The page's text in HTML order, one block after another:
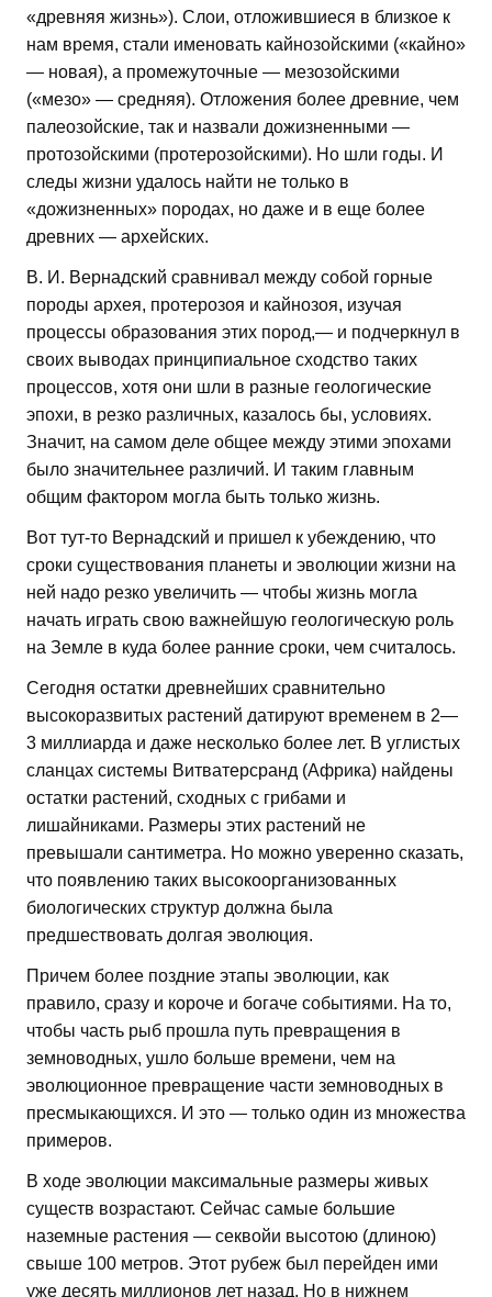
«древняя жизнь»). Слои, отложившиеся в близкое к
нам время, стали именовать кайнозойскими («кайно»
— новая), а промежуточные — мезозойскими
(«мезо» — средняя). Отложения более древние, чем
палеозойские, так и назвали дожизненными —
протозойскими (протерозойскими). Но шли годы. И
следы жизни удалось найти не только в
«дожизненных» породах, но даже и в еще более
древних — архейских.
В. И. Вернадский сравнивал между собой горные
породы архея, протерозоя и кайнозоя, изучая
процессы образования этих пород,— и подчеркнул в
своих выводах принципиальное сходство таких
процессов, хотя они шли в разные геологические
эпохи, в резко различных, казалось бы, условиях.
Значит, на самом деле общее между этими эпохами
было значительнее различий. И таким главным
общим фактором могла быть только жизнь.
Вот тут-то Вернадский и пришел к убеждению, что
сроки существования планеты и эволюции жизни на
ней надо резко увеличить — чтобы жизнь могла
начать играть свою важнейшую геологическую роль
на Земле в куда более ранние сроки, чем считалось.
Сегодня остатки древнейших сравнительно
высокоразвитых растений датируют временем в 2—
3 миллиарда и даже несколько более лет. В углистых
сланцах системы Витватерсранд (Африка) найдены
остатки растений, сходных с грибами и
лишайниками. Размеры этих растений не
превышали сантиметра. Но можно уверенно сказать,
что появлению таких высокоорганизованных
биологических структур должна была
предшествовать долгая эволюция.
Причем более поздние этапы эволюции, как
правило, сразу и короче и богаче событиями. На то,
чтобы часть рыб прошла путь превращения в
земноводных, ушло больше времени, чем на
эволюционное превращение части земноводных в
пресмыкающихся. И это — только один из множества
примеров.
В ходе эволюции максимальные размеры живых
существ возрастают. Сейчас самые большие
наземные растения — секвойи высотою (длиною)
свыше 100 метров. Этот рубеж был перейден ими
уже десять миллионов лет назад. Но в нижнем